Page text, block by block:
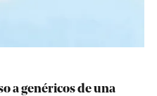
a genéricos de una